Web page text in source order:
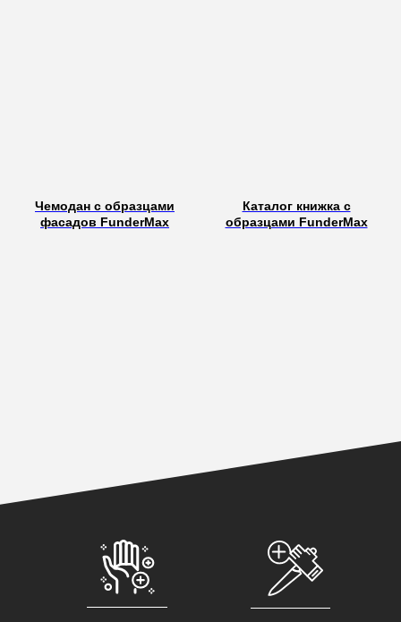
Чемодан с образцами
фасадов FunderMax
Каталог книжка с
образцами FunderMax